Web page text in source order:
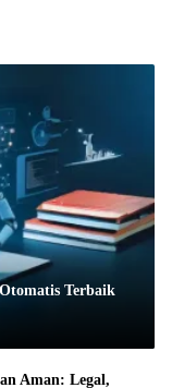
Terbaik
Aman: Legal,